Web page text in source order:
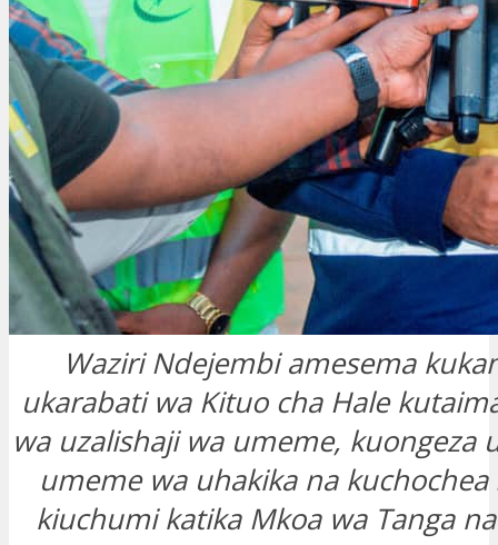
Waziri Ndejembi amesema
ukarabati wa Kituo cha Hale
wa uzalishaji wa umeme, kuongeza
umeme wa uhakika na
kiuchumi katika Mkoa wa Tanga